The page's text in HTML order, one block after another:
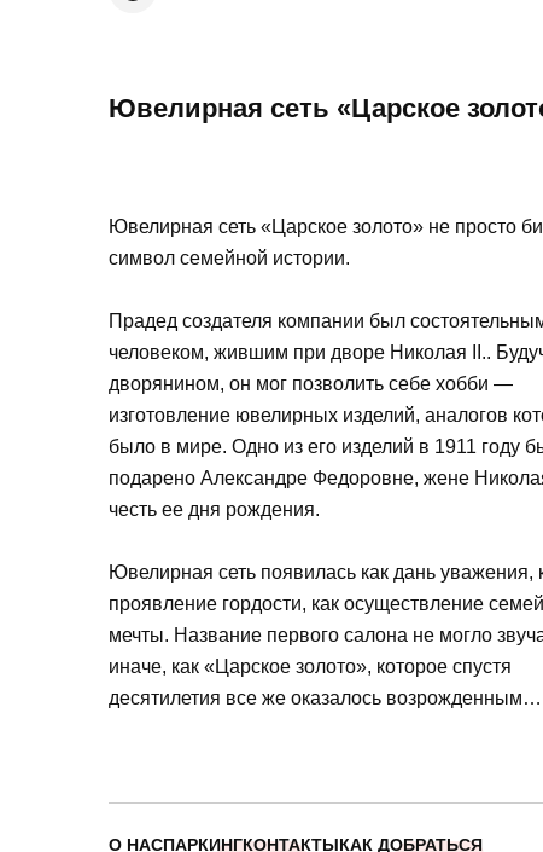
Ювелирная сеть «Царское
Ювелирная сеть «Царское золото» не просто
символ семейной истории.
Прадед создателя компании был
человеком, жившим при дворе Николая II..
дворянином, он мог позволить себе хобби —
изготовление ювелирных изделий, аналогов
было в мире. Одно из его изделий в 1911 году
подарено Александре Федоровне, жене
честь ее дня рождения.
Ювелирная сеть появилась как дань уважения,
проявление гордости, как осуществление
мечты. Название первого салона не могло
иначе, как «Царское золото», которое спустя
десятилетия все же оказалось возрожденным…
О НАСПАРКИНГКОНТАКТЫКАК ДОБРАТЬСЯ